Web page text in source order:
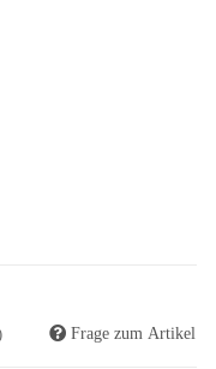
Frage zum Artikel